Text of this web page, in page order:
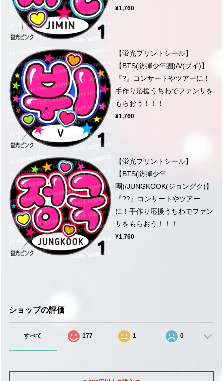
¥1,760
【蛍光プリントシール】
【BTS(防彈少年團)/V(ブイ)】
『?』コンサートやツアーに！
手作り応援うちわでファンサを
もらおう！！！
¥1,760
【蛍光プリントシール】
【BTS(防彈少年
團)/JUNGKOOK(ジョングク)】
『??』コンサートやツアー
に！手作り応援うちわでファン
サをもらおう！！！
¥1,760
ショップの評価
すべて 177 1 0